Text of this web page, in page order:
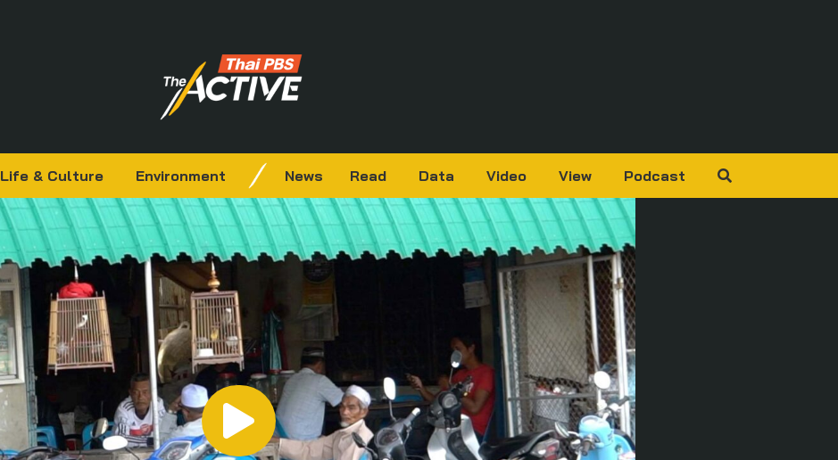
Life & Culture Environment News Read Data Video View Podcast